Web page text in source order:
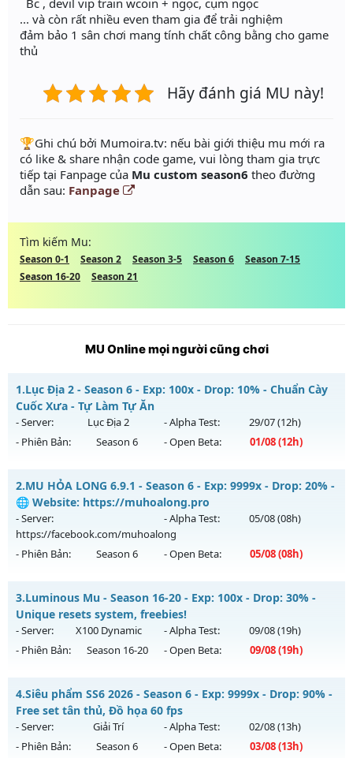
Bc , devil vip train wcoin + ngọc, cụm ngọc
... và còn rất nhiều even tham gia để trải nghiệm
đảm bảo 1 sân chơi mang tính chất công bằng cho game
thủ
Hãy đánh giá MU này!
️🏆Ghi chú bởi Mumoira.tv: nếu bài giới thiệu mu mới ra
có like & share nhận code game, vui lòng tham gia trực
tiếp tại Fanpage của Mu custom season6 theo đường
dẫn sau: Fanpage
Tìm kiếm Mu:
Season 0-1 Season 2 Season 3-5 Season 6
Season 7-15
Season 16-20
Season 21
MU Online mọi người cũng chơi
1.Lục Địa 2 - Season 6 - Exp: 100x - Drop: 10% - Chuẩn Cày
Cuốc Xưa - Tự Làm Tự Ăn
- Server: Lục Địa 2 - Alpha Test: 29/07(12h)
- Phiên Bản:
Season 6 - Open Beta: 01/08(12h)
Lục Địa 2 - Chuẩn Cày Cuốc Xưa - Tự Làm Tự Ăn
Mu mới ra tháng 08 2026 - Mở máy chủ
ngày 01/08/2626
Exp: 100x - Drop: 10%
Antihack: Chống Hack
2.MU HỎA LONG 6.9.1 - Season 6 - Exp: 9999x - Drop: 20% -
🌐 Website: https://muhoalong.pro
- Server:
https://facebook.com/muhoalong
- Alpha Test: 05/08(08h)
- Phiên Bản: Season 6 - Open Beta: 05/08(08h)
MU HỎA LONG 6.9.1 - 🌐 Website: https://muhoalong.pro
Mu mới ra tháng 08 2026 - Mở máy chủ
https://facebook.com/muhoalongvào 08h ngày
05/08/2626
Kiểu reset: Non Reset
Thể loại: Mu Nguyên bản Webzen
Antihack: XShield
3.Luminous Mu - Season 16-20 - Exp: 100x - Drop: 30% -
Unique resets system, freebies!
- Server: X100 Dynamic - Alpha Test: 09/08(19h)
- Phiên Bản:
Season 16-20 - Open Beta: 09/08(19h)
Luminous Mu - Unique resets system, freebies!
Mu mới ra tháng 08 2026 - Mở máy chủ
19h ngày 09/08/2626
Exp: 100x - Drop: 30%
4.Siêu phẩm SS6 2026 - Season 6 - Exp: 9999x - Drop: 90% -
Free set tân thủ, Đồ họa 60 fps
- Server: Giải Trí - Alpha Test: 02/08(13h)
- Phiên Bản:
Season 6 - Open Beta: 03/08(13h)